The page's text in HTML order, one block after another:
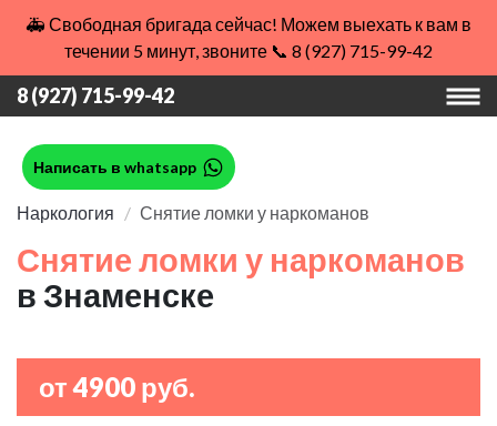
🚑 Свободная бригада сейчас! Можем выехать к вам в
течении 5 минут, звоните 📞 8 (927) 715-99-42
8 (927) 715-99-42
Написать в whatsapp
Наркология Снятие ломки у наркоманов
Снятие ломки у наркоманов
в Знаменске
от 4900 руб.